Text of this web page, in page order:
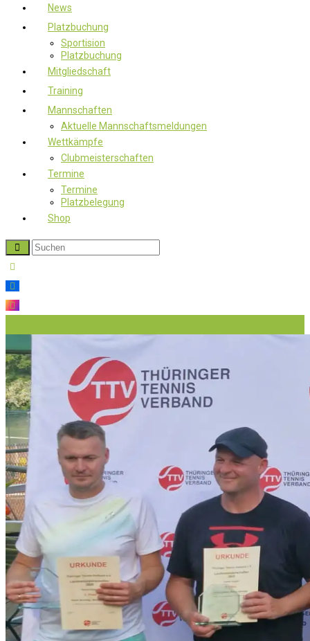
News
Platzbuchung
Sportision
Platzbuchung
Mitgliedschaft
Training
Mannschaften
Aktuelle Mannschaftsmeldungen
Wettkämpfe
Clubmeisterschaften
Termine
Termine
Platzbelegung
Shop